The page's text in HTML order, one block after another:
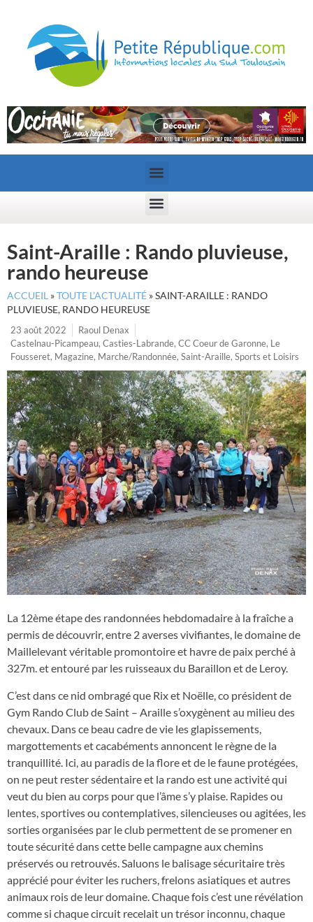
Saint-Araille : Rando pluvieuse,
rando heureuse
ACCUEIL »TOUTE L’ACTUALITÉ »SAINT-ARAILLE : RANDO
PLUVIEUSE, RANDO HEUREUSE
23 août 2022
Raoul Denax
Castelnau-Picampeau, Casties-Labrande, CC Coeur de Garonne, Le
Fousseret, Magazine, Marche/Randonnée, Saint-Araille, Sports et Loisirs
La 12ème étape des randonnées hebdomadaire à la fraîche a
permis de découvrir, entre 2 averses vivifiantes, le domaine de
Maillelevant véritable promontoire et havre de paix perché à
327m. et entouré par les ruisseaux du Baraillon et de Leroy.
C’est dans ce nid ombragé que Rix et Noëlle, co président de
Gym Rando Club de Saint – Araille s’oxygènent au milieu des
chevaux. Dans ce beau cadre de vie les glapissements,
margottements et cacabéments annoncent le règne de la
tranquillité. Ici, au paradis de la flore et de le faune protégées,
on ne peut rester sédentaire et la rando est une activité qui
veut du bien au corps pour que l’âme s’y plaise. Rapides ou
lentes, sportives ou contemplatives, silencieuses ou agitées, les
sorties organisées par le club permettent de se promener en
toute sécurité dans cette belle campagne aux chemins
préservés ou retrouvés. Saluons le balisage sécuritaire très
apprécié pour éviter les ruchers, frelons asiatiques et autres
animaux rois de leur domaine. Chaque fois c’est une révélation
comme si chaque circuit recelait un trésor inconnu, chaque